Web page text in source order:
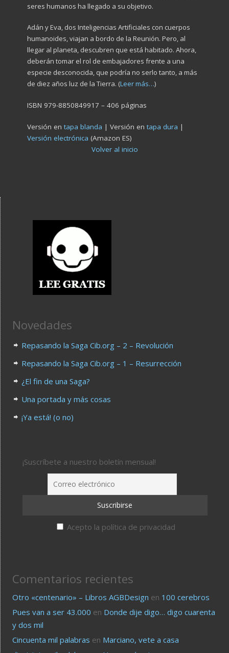
seres humanos ha llegado a su objetivo.
Adán y Eva, dos Inteligencias Artificiales con cuerpos
humanoides, viajan a bordo de la Reunión. Pero, al
llegar al planeta, descubren que está habitado. Ahora,
deberán tomar el rol de embajadores frente a una
especie desconocida, que podría no serlo tanto, a más
de diez años luz de la Tierra. (Leer más…)
ISBN 979-8850849917 – 406 páginas
Versión en tapa blanda | Versión en tapa dura |
Versión electrónica (Amazon ES)
Volver al inicio
Novedades
Repasando la Saga Cib.org – 2 – Revolución
Repasando la Saga Cib.org – 1 – Resurrección
¿El fin de una Saga?
Una portada y más cosas
¡Ya está! (o no)
¡Suscríbete a nuestro boletín mensual!
Acepto la política de privacidad
Comentarios recientes
Otro «centenario» – Libros AGBDesign en 100 cerebros
Pues van a ser 43.000 en Donde dije digo… digo cuarenta
y dos mil
Cincuenta mil palabras en Marciano, vete a casa